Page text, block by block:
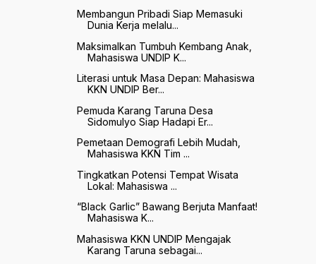
Membangun Pribadi Siap Memasuki
Dunia Kerja melalu...
Maksimalkan Tumbuh Kembang Anak,
Mahasiswa UNDIP K...
Literasi untuk Masa Depan: Mahasiswa
KKN UNDIP Ber...
Pemuda Karang Taruna Desa
Sidomulyo Siap Hadapi Er...
Pemetaan Demografi Lebih Mudah,
Mahasiswa KKN Tim ...
Tingkatkan Potensi Tempat Wisata
Lokal: Mahasiswa ...
“Black Garlic” Bawang Berjuta Manfaat!
Mahasiswa K...
Mahasiswa KKN UNDIP Mengajak
Karang Taruna sebagai...